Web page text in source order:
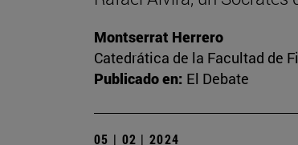
Montserrat Herrero
Catedrática de la Facultad de
Publicado en: El Debate
05 | 02 | 2024